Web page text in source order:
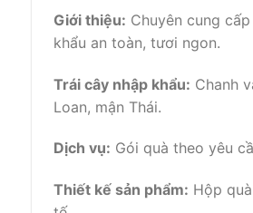
Giới thiệu: Chuyên cung
khẩu an toàn, tươi ngon.
Trái cây nhập khẩu: Chanh
Loan, mận Thái.
Dịch vụ: Gói quà theo yêu
Thiết kế sản phẩm: Hộp